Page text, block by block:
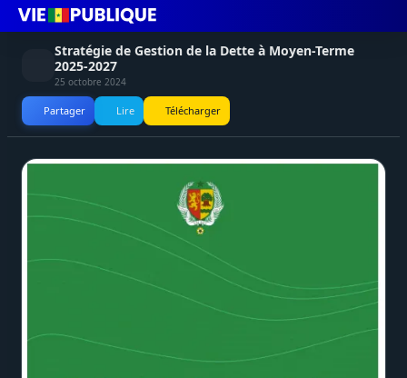
Stratégie de Gestion de la Dette à Moyen-Terme
2025-2027
25 octobre 2024
Partager Lire Télécharger